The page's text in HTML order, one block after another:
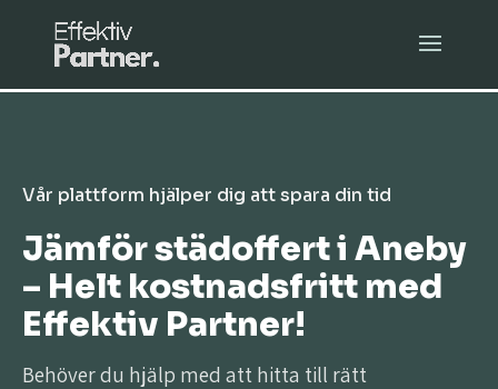
Vår plattform hjälper dig att spara din tid
Jämför städoffert i Aneby
– Helt kostnadsfritt med
Effektiv Partner!
Behöver du hjälp med att hitta till rätt